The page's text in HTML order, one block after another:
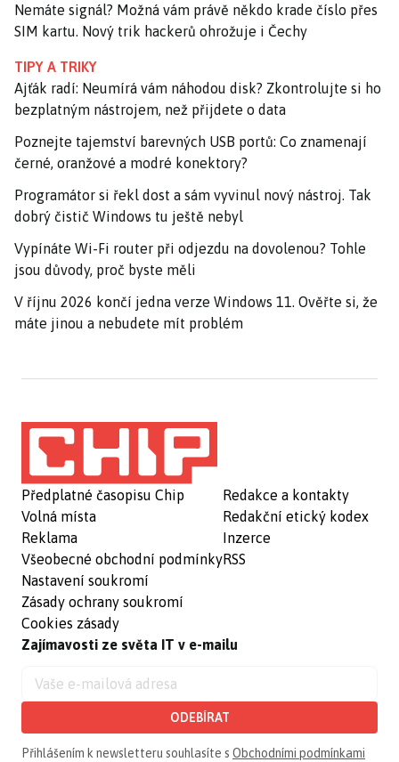
Nemáte signál? Možná vám právě někdo krade číslo přes
SIM kartu. Nový trik hackerů ohrožuje i Čechy
TIPY A TRIKY
Ajťák radí: Neumírá vám náhodou disk? Zkontrolujte si ho
bezplatným nástrojem, než přijdete o data
Poznejte tajemství barevných USB portů: Co znamenají
černé, oranžové a modré konektory?
Programátor si řekl dost a sám vyvinul nový nástroj. Tak
dobrý čistič Windows tu ještě nebyl
Vypínáte Wi-Fi router při odjezdu na dovolenou? Tohle
jsou důvody, proč byste měli
V říjnu 2026 končí jedna verze Windows 11. Ověřte si, že
máte jinou a nebudete mít problém
Předplatné časopisu Chip
Volná místa
Reklama
Všeobecné obchodní podmínky
Nastavení soukromí
Zásady ochrany soukromí
Cookies zásady
Redakce a kontakty
Redakční etický kodex
Inzerce
RSS
Zajímavosti ze světa IT v e-mailu
ODEBÍRAT
Přihlášením k newsletteru souhlasíte s Obchodními podmínkami